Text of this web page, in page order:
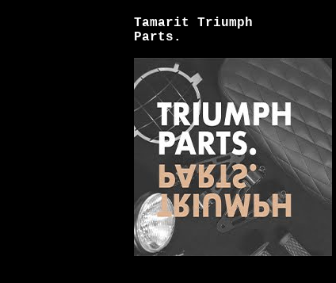
Tamarit Triumph
Parts.